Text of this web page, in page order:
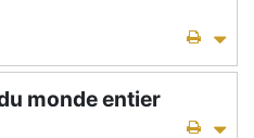
monde entier